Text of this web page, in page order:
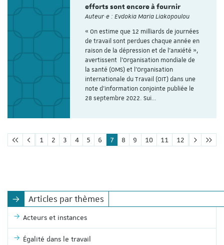
efforts sont encore à fournir
Auteur·e : Evdokia Maria Liakopoulou
« On estime que 12 milliards de journées
de travail sont perdues chaque année en
raison de la dépression et de l'anxiété »,
avertissent l’Organisation mondiale de
la santé (OMS) et l'Organisation
internationale du Travail (OIT) dans une
note d’information conjointe publiée le
28 septembre 2022. Sui…
1 2 3 4 5 6 7 8 9 10 11 12
Articles par thèmes
Acteurs et instances
Égalité dans le travail